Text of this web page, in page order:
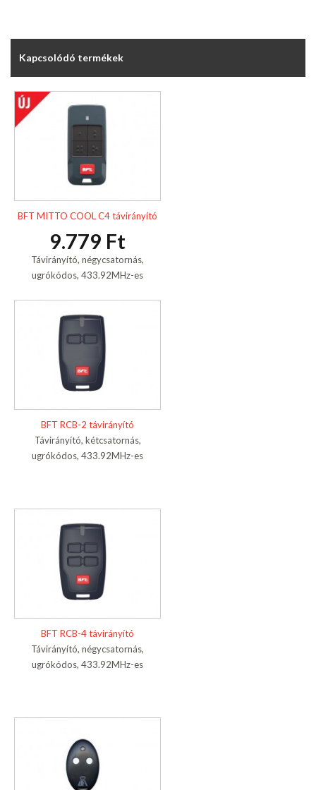
Kapcsolódó termékek
BFT MITTO COOL C4 távirányító
9.779 Ft
Távirányító, négycsatornás,
ugrókódos, 433.92MHz-es
BFT RCB-2 távirányító
Távirányító, kétcsatornás,
ugrókódos, 433.92MHz-es
BFT RCB-4 távirányító
Távirányító, négycsatornás,
ugrókódos, 433.92MHz-es